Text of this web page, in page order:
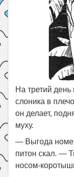
На третий день
слоника в
он делает,
муху.
— Выгода
питон скал. —
носом-